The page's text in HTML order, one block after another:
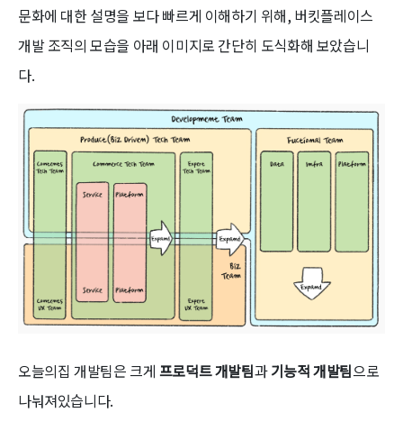
문화에 대한 설명을 보다 빠르게 이해하기 위해, 버킷플레이스
개발 조직의 모습을 아래 이미지로 간단히 도식화해 보았습니
다.
오늘의집 개발팀은 크게 프로덕트 개발팀과기능적 개발팀으로
나눠져있습니다.